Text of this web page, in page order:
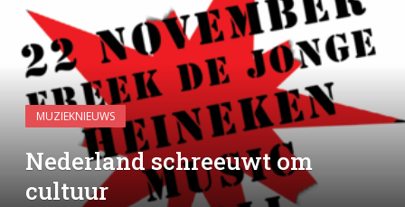
MUZIEKNIEUWS
Nederland schreeuwt om
cultuur